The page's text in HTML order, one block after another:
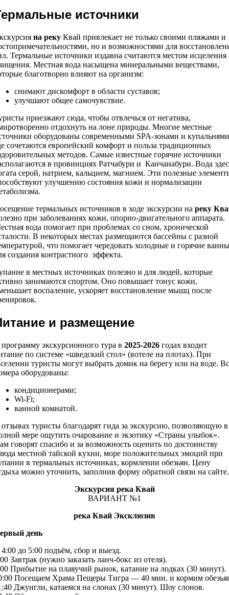
источники
на реку Квай привлекает не только своими пляжами и
но и возможностями для
Термальные источники издавна считаются местом исцеления
Местная вода насыщена минеральными веществами,
благотворно влияют на организм:
снимают дискомфорт в области суставов;
улучшают общее самочувствие.
приезжают сюда, чтобы отвлечься от негатива,
отдохнуть на лоне природы. Многие местные
оборудованы современными SPA-зонами и
сочетаются европейский комфорт и польза традиционных
методов. Самые известные горячие источники
в провинциях Ратчабури и Канчанабури. Вода
серой, натрием, кальцием, магнием. Эти полезные
улучшению состояния кожи и нормализации
термальных источников в ходе экскурсии на реку
при заболеваниях кожи, опорно-двигательного аппарата.
вода помогает при проблемах со сном, хронической
В некоторых местах размещаются бассейны с разной
что помогает чередовать холодные и горячие ванны
создания контрастного эффекта.
в местных источниках полезно и для людей, которые
занимаются спортом. Оно повышает тонус кожи,
воспаление, ускоряет восстановление мышц после
и размещение
экскурсионного тура в 2025-2026 годах входит
по системе «шведский стол» (вотеле на плотах). При
туристы могут выбрать домик на берегу или на воде.
оборудованы:
кондиционерами;
Wi-Fi;
ванной комнатой.
туристы благодарят гида за экскурсию, позволяющую в
мере ощутить очарование и экзотику «Страны улыбок».
говорят спасибо и за возможность оценить по достоинству
местной тайской кухни, море положительных эмоций при
в термальных источниках, кормлении обезьян. Цену
можно уточнить, заполнив форму обратной связи на сайте.
Экскурсия река Квай
ВАРИАНТ №1
река Квай Эксклюзив
день
до 5:00 подъём, сбор и выезд.
Завтрак (нужно заказать ланч-бокс из отеля).
Прибытие на плавучий рынок, катание на лодках (30 минут).
Посещаем Храма Пещеры Тигра — 40 мин. и кормим
Джунгли, катаемся на слонах (30 минут). Шоу слонов.